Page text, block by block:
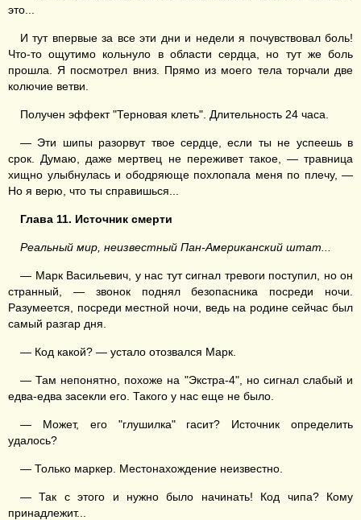
это...
И тут впервые за все эти дни и недели я почувствовал боль!
Что-то ощутимо кольнуло в области сердца, но тут же боль
прошла. Я посмотрел вниз. Прямо из моего тела торчали две
колючие ветви.
Получен эффект "Терновая клеть". Длительность 24 часа.
— Эти шипы разорвут твое сердце, если ты не успеешь в
срок. Думаю, даже мертвец не переживет такое, — травница
хищно улыбнулась и ободряюще похлопала меня по плечу, —
Но я верю, что ты справишься...
Глава 11. Источник смерти
Реальный мир, неизвестный Пан-Американский штат...
— Марк Васильевич, у нас тут сигнал тревоги поступил, но он
странный, — звонок поднял безопасника посреди ночи.
Разумеется, посреди местной ночи, ведь на родине сейчас был
самый разгар дня.
— Код какой? — устало отозвался Марк.
— Там непонятно, похоже на "Экстра-4", но сигнал слабый и
едва-едва засекли его. Такого у нас еще не было.
— Может, его "глушилка" гасит? Источник определить
удалось?
— Только маркер. Местонахождение неизвестно.
— Так с этого и нужно было начинать! Код чипа? Кому
принадлежит...